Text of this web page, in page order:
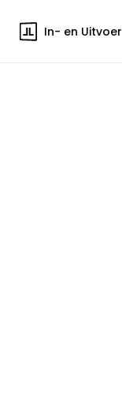
In- en Uitvoer